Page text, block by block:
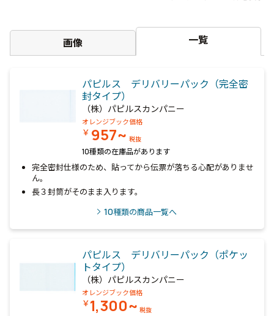
画像 一覧
パピルス デリバリーパック（完全密
封タイプ）
（株）パピルスカンパニー
オレンジブック価格
￥ 957~ 税抜
10種類の在庫品があります
完全密封仕様のため、貼ってから伝票が落ちる心配がありませ
ん。
長３封筒がそのまま入ります。
10種類の商品一覧へ
パピルス デリバリーパック（ポケッ
トタイプ）
（株）パピルスカンパニー
オレンジブック価格
￥1,300~ 税抜